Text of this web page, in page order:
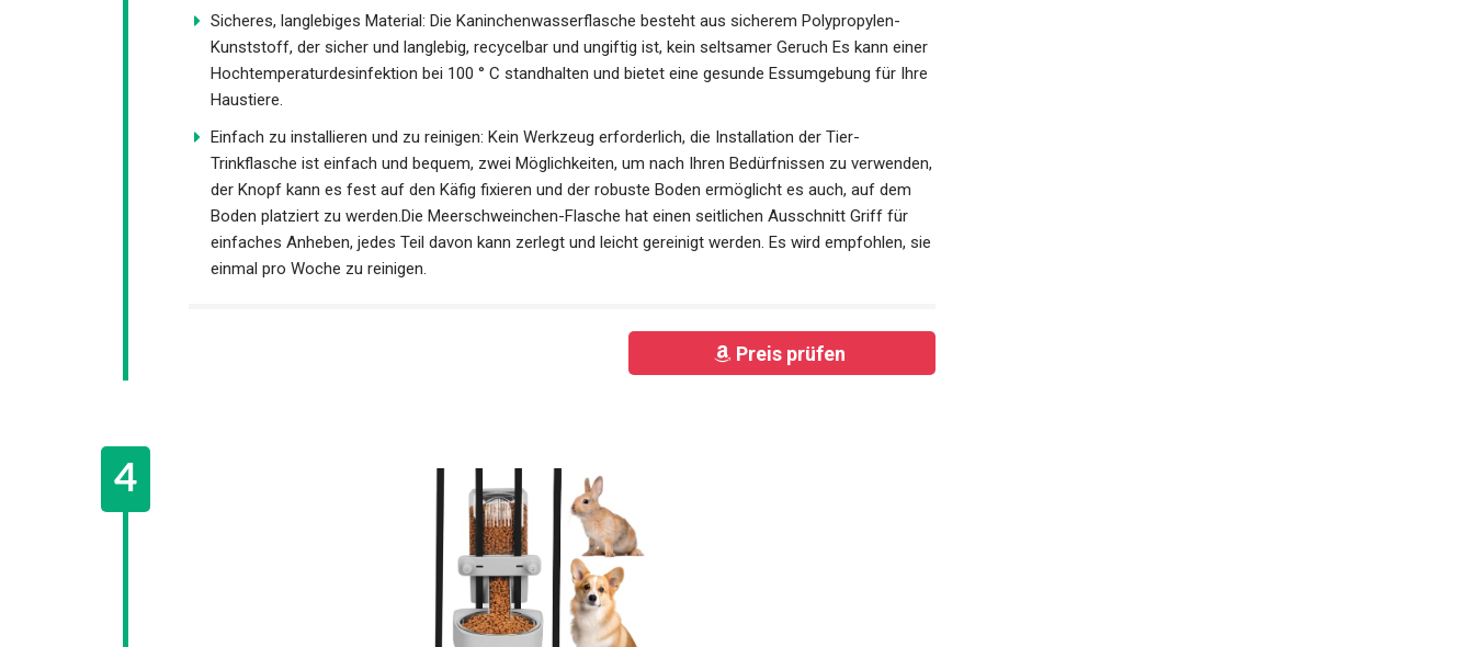
Sicheres, langlebiges Material: Die Kaninchenwasserflasche besteht aus sicherem Polypropylen-
Kunststoff, der sicher und langlebig, recycelbar und ungiftig ist, kein seltsamer Geruch Es kann einer
Hochtemperaturdesinfektion bei 100 ° C standhalten und bietet eine gesunde Essumgebung für Ihre
Haustiere.
Einfach zu installieren und zu reinigen: Kein Werkzeug erforderlich, die Installation der Tier-
Trinkflasche ist einfach und bequem, zwei Möglichkeiten, um nach Ihren Bedürfnissen zu verwenden,
der Knopf kann es fest auf den Käfig fixieren und der robuste Boden ermöglicht es auch, auf dem
Boden platziert zu werden.Die Meerschweinchen-Flasche hat einen seitlichen Ausschnitt Griff für
einfaches Anheben, jedes Teil davon kann zerlegt und leicht gereinigt werden. Es wird empfohlen, sie
einmal pro Woche zu reinigen.
Preis prüfen